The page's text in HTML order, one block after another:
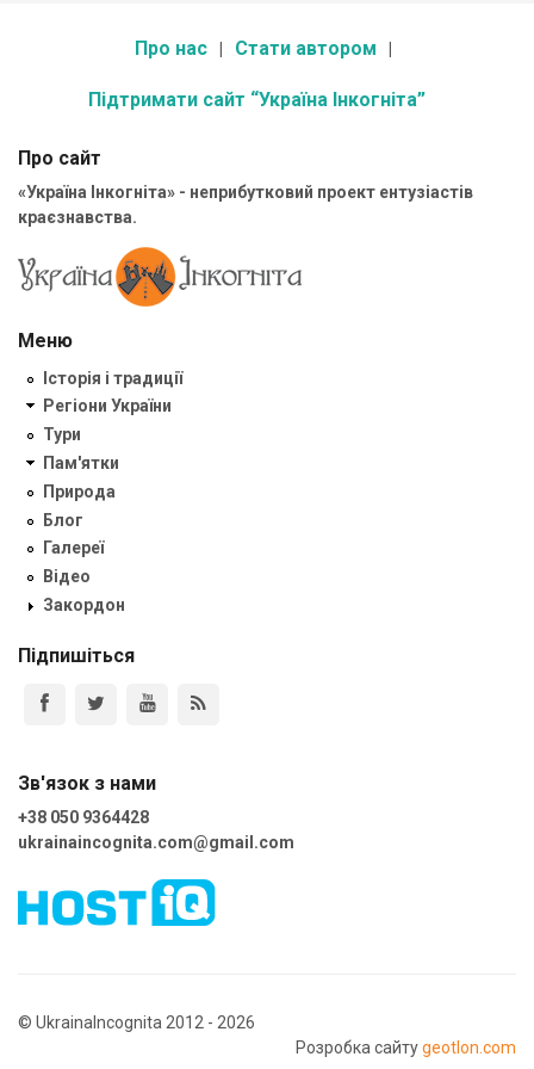
Про нас Стати автором
Підтримати сайт “Україна Інкогніта”
Про сайт
«Україна Інкогніта» - неприбутковий проект ентузіастів
краєзнавства.
Меню
Історія і традиції
Регіони України
Тури
Пам'ятки
Природа
Блог
Галереї
Відео
Закордон
Підпишіться
Зв'язок з нами
+38 050 9364428
ukrainaincognita.com@gmail.com
© UkrainaIncognita 2012 - 2026
Розробка сайтуgeotlon.com